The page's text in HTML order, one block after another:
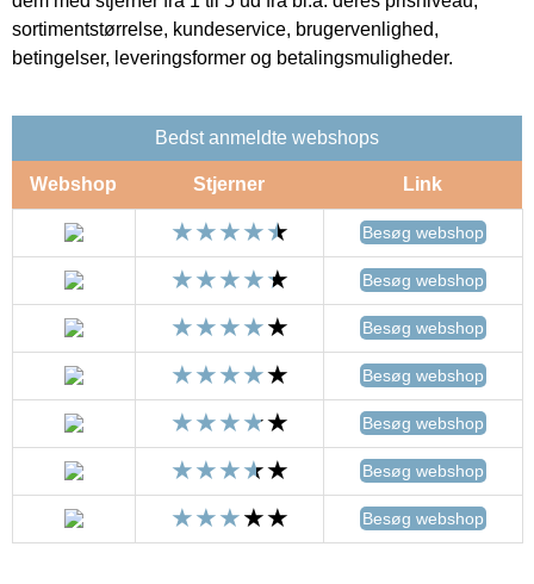
sortimentstørrelse, kundeservice, brugervenlighed,
betingelser, leveringsformer og betalingsmuligheder.
Bedst anmeldte webshops
Webshop Stjerner Link
Besøg webshop
Besøg webshop
Besøg webshop
Besøg webshop
Besøg webshop
Besøg webshop
Besøg webshop